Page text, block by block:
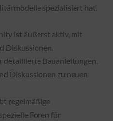
spezialisiert hat.
ist äußerst aktiv, mit
Diskussionen.
detaillierte Bauanleitungen,
Diskussionen zu neuen
regelmäßige
Foren für